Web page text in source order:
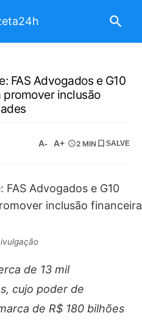
FAS Advogados e G10
promover inclusão
A- A+ 2 MIN SALVE
de 13 mil
cujo poder de
de R$ 180 bilhões